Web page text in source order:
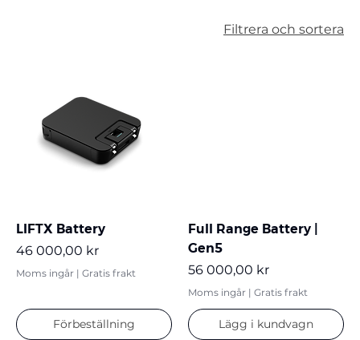
och användning. Med rätt tillbehör skyddar du din
Filtrera och sortera
LIFTX Battery
Pris
46 000,00 kr
Moms ingår | Gratis frakt
Förbeställning
Full Range Battery |
Gen5
Pris
56 000,00 kr
Moms ingår | Gratis frakt
Lägg i kundvagn